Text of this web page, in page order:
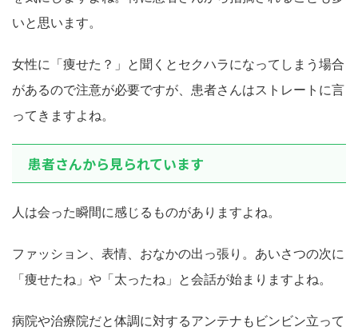
いと思います。
女性に「痩せた？」と聞くとセクハラになってしまう場合
があるので注意が必要ですが、患者さんはストレートに言
ってきますよね。
患者さんから見られています
人は会った瞬間に感じるものがありますよね。
ファッション、表情、おなかの出っ張り。あいさつの次に
「痩せたね」や「太ったね」と会話が始まりますよね。
病院や治療院だと体調に対するアンテナもビンビン立って